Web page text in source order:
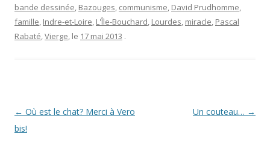
bande dessinée, Bazouges, communisme, David Prudhomme,
famille, Indre-et-Loire, L'Île-Bouchard, Lourdes, miracle, Pascal
Rabaté,Vierge, le 17 mai 2013 .
Navigation
des
← Où est le chat? Merci à Vero
bis!
Un couteau… →